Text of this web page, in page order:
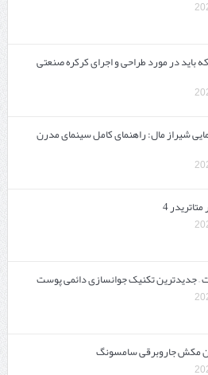
باید در مورد طراحی و اجرای کرکره صنعتی
شیراز مال: راهنمای کامل سینمای مدرن
4
– جدیدترین تکنیک جوانسازی دائمی پوست
مکش جاروبرقی سامسونگ